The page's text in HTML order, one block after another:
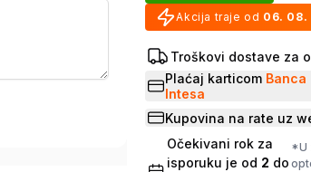
Akcija traje od 06. 08.
Troškovi dostave za
Plaćaj karticom Banca
Intesa
Kupovina na rate uz
Očekivani rok za
isporuku je od 2 do
*U